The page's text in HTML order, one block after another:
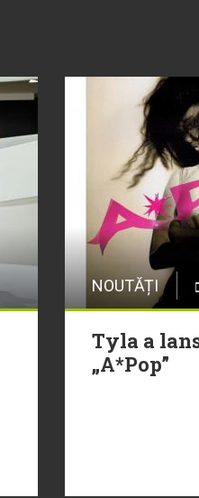
NOUTĂȚI
Tyla a
„A*Pop”